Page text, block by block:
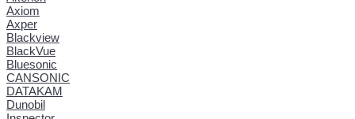
Axiom
Axper
Blackview
BlackVue
Bluesonic
CANSONIC
DATAKAM
Dunobil